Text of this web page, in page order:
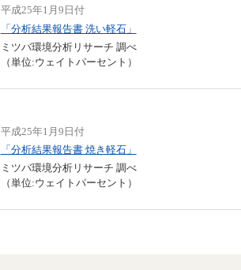
平成25年1月9日付
「分析結果報告書 洗い軽石」
ミツバ環境分析リサーチ 調べ
（単位:ウェイトパーセント）
平成25年1月9日付
「分析結果報告書 焼き軽石」
ミツバ環境分析リサーチ 調べ
（単位:ウェイトパーセント）